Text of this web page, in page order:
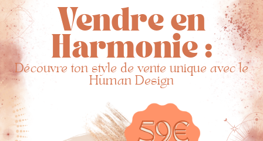
Vendre en
Harmonie :
Découvre ton style de vente unique avec le
Human Design